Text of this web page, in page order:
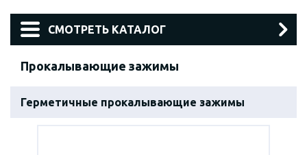
СМОТРЕТЬ КАТАЛОГ
Прокалывающие зажимы
Герметичные прокалывающие зажимы